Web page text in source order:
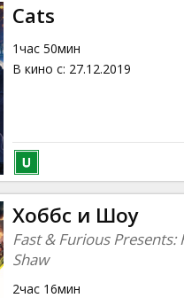
Cats
1час 50мин
В кино с: 27.12.2019
Хоббс и Шоу
Fast & Furious Presents:
Shaw
2час 16мин